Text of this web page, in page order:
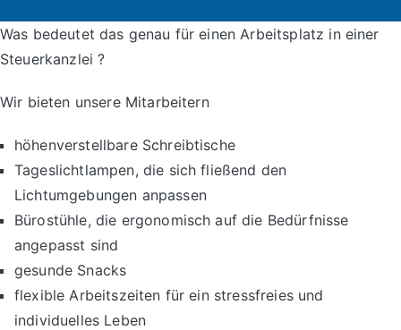
Was bedeutet das genau für einen Arbeitsplatz in einer
Steuerkanzlei ?
Wir bieten unsere Mitarbeitern
höhenverstellbare Schreibtische
Tageslichtlampen, die sich fließend den
Lichtumgebungen anpassen
Bürostühle, die ergonomisch auf die Bedürfnisse
angepasst sind
gesunde Snacks
flexible Arbeitszeiten für ein stressfreies und
individuelles Leben